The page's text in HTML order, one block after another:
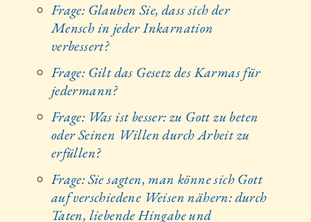
Frage: Glauben Sie, dass sich der
Mensch in jeder Inkarnation
verbessert?
Frage: Gilt das Gesetz des Karmas für
jedermann?
Frage: Was ist besser: zu Gott zu beten
oder Seinen Willen durch Arbeit zu
erfüllen?
Frage: Sie sagten, man könne sich Gott
auf verschiedene Weisen nähern: durch
Taten, liebende Hingabe und